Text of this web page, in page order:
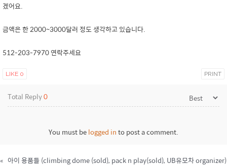
겠어요.
금액은 한 2000~3000달러 정도 생각하고 있습니다.
512-203-7970 연락주세요
LIKE 0 PRINT
Total Reply0
You must belogged into post a comment.
« 아이 용품들 (climbing dome (sold), pack n play(sold), UB유모차 organizer)